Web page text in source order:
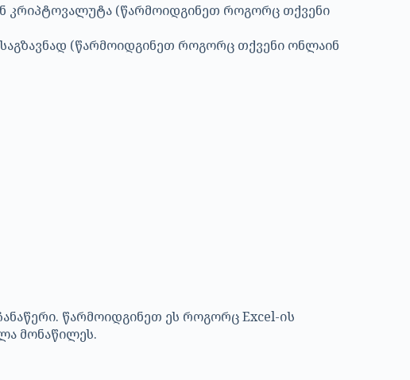
კრიპტოვალუტა (წარმოიდგინეთ როგორც თქვენი
(წარმოიდგინეთ როგორც თქვენი ონლაინ
წარმოიდგინეთ ეს როგორც Excel-ის
მონაწილეს.